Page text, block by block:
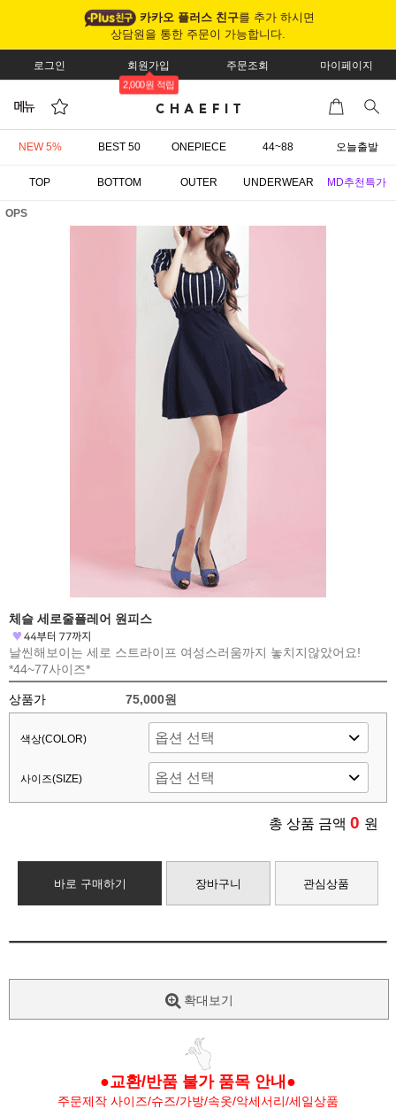
카카오 플러스 친구를 추가 하시면
상담원을 통한 주문이 가능합니다.
로그인 회원가입
2,000원 적립
주문조회 마이페이지
NEW 5% BEST 50 ONEPIECE 44~88 오늘출발
TOP BOTTOM OUTER UNDERWEAR MD추천특가
OPS
체슬 세로줄플레어 원피스
날씬해보이는 세로 스트라이프 여성스러움까지 놓치지않았어요!
*44~77사이즈*
상품가 75,000원
색상(COLOR)
사이즈(SIZE)
총 상품 금액 0 원
바로 구매하기 장바구니 관심상품
확대보기
●교환/반품 불가 품목 안내●
주문제작 사이즈/슈즈/가방/속옷/악세서리/세일상품